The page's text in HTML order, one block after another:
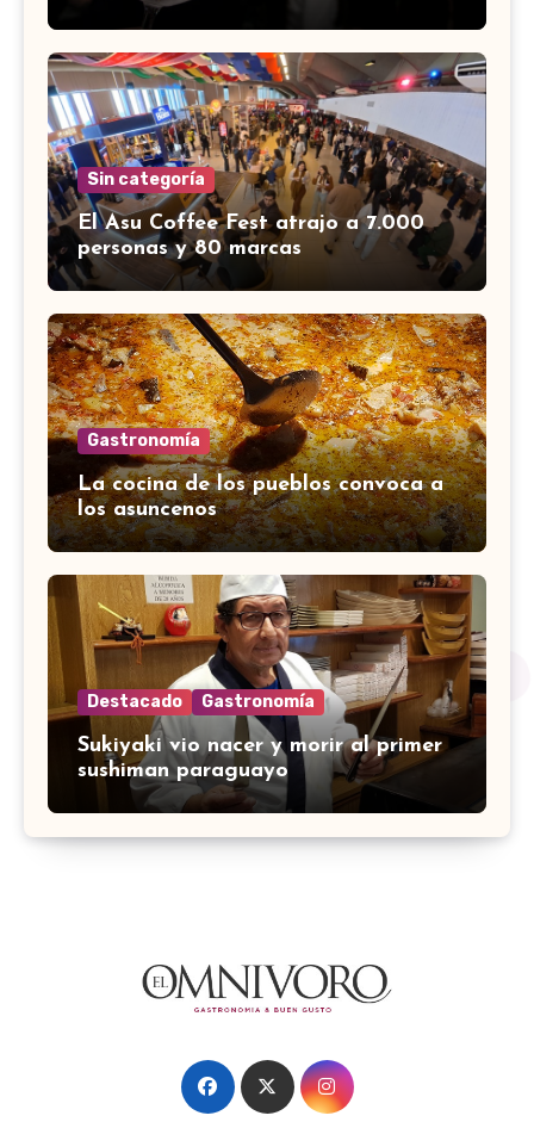
Sin categoría
El Asu Coffee Fest atrajo a 7.000
personas y 80 marcas
Gastronomía
La cocina de los pueblos convoca a
los asuncenos
Destacado Gastronomía
Sukiyaki vio nacer y morir al primer
sushiman paraguayo